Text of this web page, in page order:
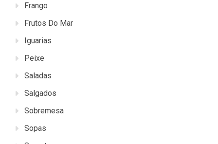
Frango
Frutos Do Mar
Iguarias
Peixe
Saladas
Salgados
Sobremesa
Sopas